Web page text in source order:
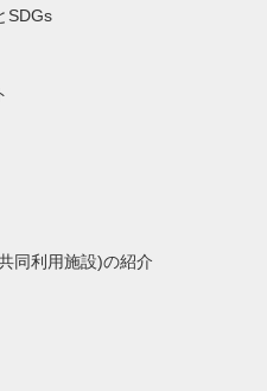
SDGs
同利用施設)の紹介